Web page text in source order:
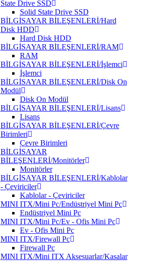
State Drive SSD
Solid State Drive SSD
BİLGİSAYAR BİLEŞENLERİ/Hard
Disk HDD
Hard Disk HDD
BİLGİSAYAR BİLEŞENLERİ/RAM
RAM
BİLGİSAYAR BİLEŞENLERİ/İşlemci
İşlemci
BİLGİSAYAR BİLEŞENLERİ/Disk On
Modül
Disk On Modül
BİLGİSAYAR BİLEŞENLERİ/Lisans
Lisans
BİLGİSAYAR BİLEŞENLERİ/Çevre
Birimleri
Çevre Birimleri
BİLGİSAYAR
BİLEŞENLERİ/Monitörler
Monitörler
BİLGİSAYAR BİLEŞENLERİ/Kablolar
- Çeviriciler
Kablolar - Çeviriciler
MINI ITX/Mini Pc/Endüstriyel Mini Pc
Endüstriyel Mini Pc
MINI ITX/Mini Pc/Ev - Ofis Mini Pc
Ev - Ofis Mini Pc
MINI ITX/Firewall Pc
Firewall Pc
MINI ITX/Mini ITX Aksesuarlar/Kasalar